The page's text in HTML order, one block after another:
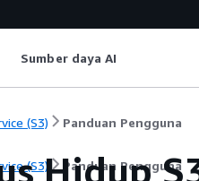
Sumber daya AI
(S3) Panduan Pengguna
(S3) Panduan Pengguna
Hidup